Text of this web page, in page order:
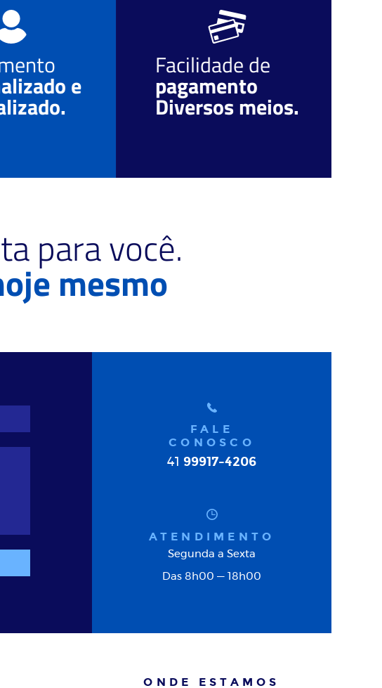
e
Facilidade de
pagamento
Diversos meios.
para você.
mesmo
FALE
CONOSCO
41 99917-4206
ATENDIMENTO
Segunda a Sexta
Das 8h00 — 18h00
ONDE ESTAMOS